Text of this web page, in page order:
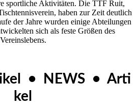
sportliche Aktivitäten. Die TTF Ruit,
haben zur Zeit deutlich
der Jahre wurden einige Abteilungen
sich als feste Größen des
Vereinslebens.
• NEWS • Arti
kel